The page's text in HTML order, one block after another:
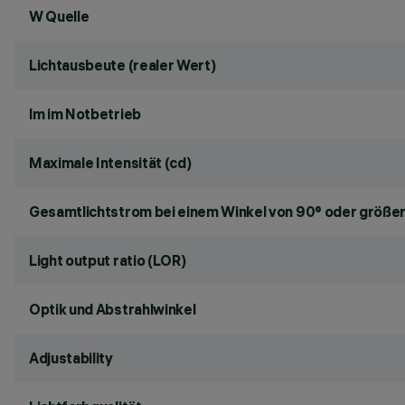
W Quelle
Lichtausbeute (realer Wert)
lm im Notbetrieb
Maximale Intensität (cd)
Gesamtlichtstrom bei einem Winkel von 90° oder
Light output ratio (LOR)
Optik und Abstrahlwinkel
Adjustability